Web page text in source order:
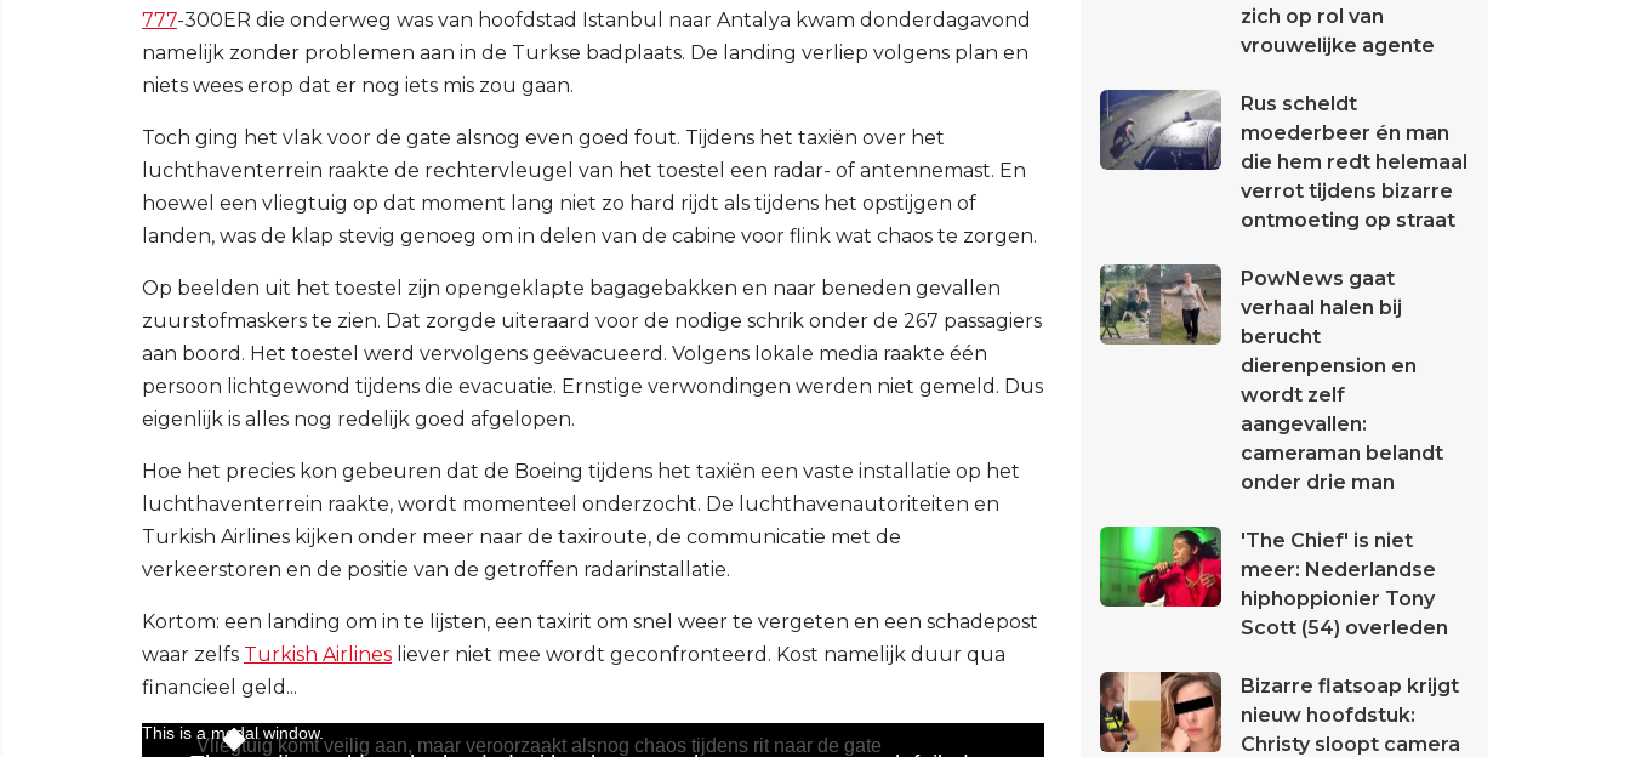
777-300ER die onderweg was van hoofdstad Istanbul naar Antalya kwam donderdagavond
namelijk zonder problemen aan in de Turkse badplaats. De landing verliep volgens plan en
niets wees erop dat er nog iets mis zou gaan.
Toch ging het vlak voor de gate alsnog even goed fout. Tijdens het taxiën over het
luchthaventerrein raakte de rechtervleugel van het toestel een radar- of antennemast. En
hoewel een vliegtuig op dat moment lang niet zo hard rijdt als tijdens het opstijgen of
landen, was de klap stevig genoeg om in delen van de cabine voor flink wat chaos te zorgen.
Op beelden uit het toestel zijn opengeklapte bagagebakken en naar beneden gevallen
zuurstofmaskers te zien. Dat zorgde uiteraard voor de nodige schrik onder de 267 passagiers
aan boord. Het toestel werd vervolgens geëvacueerd. Volgens lokale media raakte één
persoon lichtgewond tijdens die evacuatie. Ernstige verwondingen werden niet gemeld. Dus
eigenlijk is alles nog redelijk goed afgelopen.
Hoe het precies kon gebeuren dat de Boeing tijdens het taxiën een vaste installatie op het
luchthaventerrein raakte, wordt momenteel onderzocht. De luchthavenautoriteiten en
Turkish Airlines kijken onder meer naar de taxiroute, de communicatie met de
verkeerstoren en de positie van de getroffen radarinstallatie.
Kortom: een landing om in te lijsten, een taxirit om snel weer te vergeten en een schadepost
waar zelfs Turkish Airlines liever niet mee wordt geconfronteerd. Kost namelijk duur qua
financieel geld...
zich op rol van
vrouwelijke agente
Rus scheldt
moederbeer én man
die hem redt helemaal
verrot tijdens bizarre
ontmoeting op straat
PowNews gaat
verhaal halen bij
berucht
dierenpension en
wordt zelf
aangevallen:
cameraman belandt
onder drie man
'The Chief' is niet
meer: Nederlandse
hiphoppionier Tony
Scott (54) overleden
Bizarre flatsoap krijgt
nieuw hoofdstuk:
Christy sloopt camera